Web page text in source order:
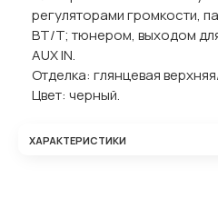
регуляторами громкости,
BT/T; тюнером, выходом
AUX IN.
Отделка: глянцевая
Цвет: черный.
ХАРАКТЕРИСТИКИ